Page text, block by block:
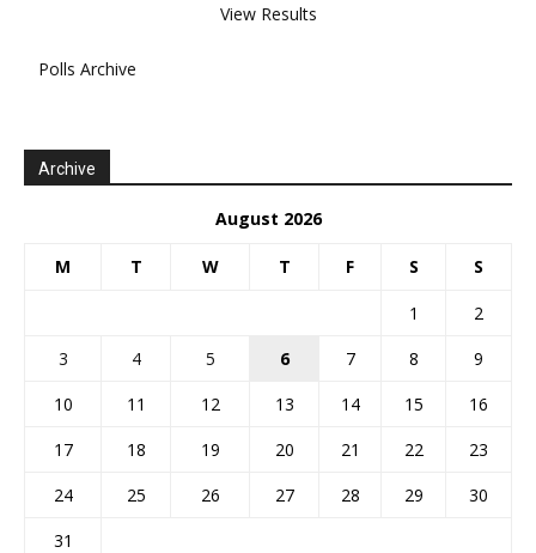
View Results
Polls Archive
Archive
August 2026
M T W T F S S
1
2
3
4 5 6 7 8
9
10
11 12 13 14 15
16
17
18 19 20 21 22
23
24
25 26 27 28 29
30
31